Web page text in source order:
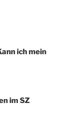
ich mein
im SZ